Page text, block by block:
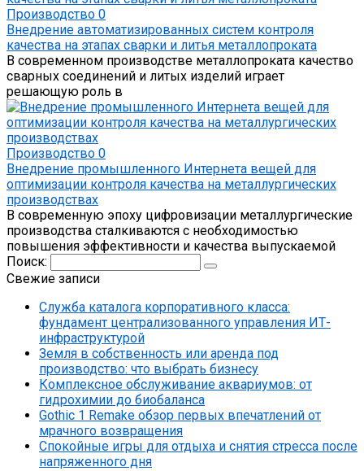
Производство 0
Внедрение автоматизированных систем контроля
качества на этапах сварки и литья металлопроката
В современном производстве металлопроката качество
сварных соединений и литых изделий играет
решающую роль в
Производство 0
Внедрение промышленного Интернета вещей для
оптимизации контроля качества на металлургических
производствах
В современную эпоху цифровизации металлургические
производства сталкиваются с необходимостью
повышения эффективности и качества выпускаемой
Поиск:
Свежие записи
Служба каталога корпоративного класса:
фундамент централизованного управления ИТ-
инфраструктурой
Земля в собственность или аренда под
производство: что выбрать бизнесу
Комплексное обслуживание аквариумов: от
гидрохимии до биобаланса
Gothic 1 Remake обзор первых впечатлений от
мрачного возвращения
Спокойные игры для отдыха и снятия стресса после
напряженного дня